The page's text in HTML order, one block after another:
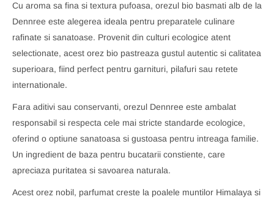
Cu aroma sa fina si textura pufoasa, orezul bio basmati alb de la
Dennree este alegerea ideala pentru preparatele culinare
rafinate si sanatoase. Provenit din culturi ecologice atent
selectionate, acest orez bio pastreaza gustul autentic si calitatea
superioara, fiind perfect pentru garnituri, pilafuri sau retete
internationale.
Fara aditivi sau conservanti, orezul Dennree este ambalat
responsabil si respecta cele mai stricte standarde ecologice,
oferind o optiune sanatoasa si gustoasa pentru intreaga familie.
Un ingredient de baza pentru bucatarii constiente, care
apreciaza puritatea si savoarea naturala.
Acest orez nobil, parfumat creste la poalele muntilor Himalaya si